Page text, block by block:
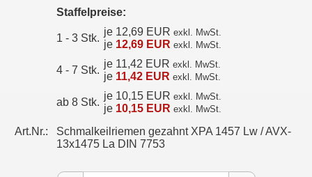
Staffelpreise:
1 - 3 Stk.
je 12,69 EUR exkl. MwSt.
je 12,69 EUR exkl. MwSt.
4 - 7 Stk.
je 11,42 EUR exkl. MwSt.
je 11,42 EUR exkl. MwSt.
ab 8 Stk.
je 10,15 EUR exkl. MwSt.
je 10,15 EUR exkl. MwSt.
Art.Nr.:
Schmalkeilriemen gezahnt XPA 1457 Lw / AVX-
13x1475 La DIN 7753